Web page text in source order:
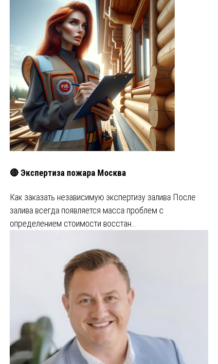
🔴 Экспертиза пожара Москва
Как заказать независимую экспертизу залива После
залива всегда появляется масса проблем с
определением стоимости восстан…